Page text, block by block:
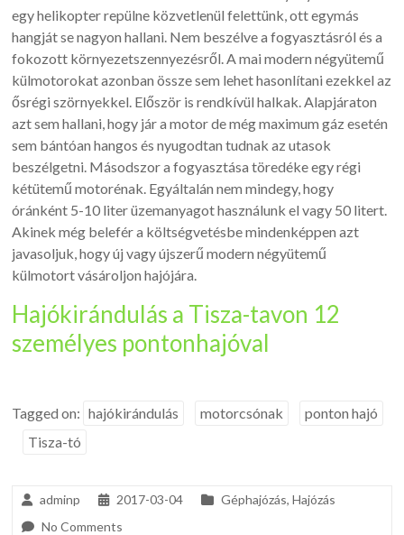
egy helikopter repülne közvetlenül felettünk, ott egymás
hangját se nagyon hallani. Nem beszélve a fogyasztásról és a
fokozott környezetszennyezésről. A mai modern négyütemű
külmotorokat azonban össze sem lehet hasonlítani ezekkel az
ősrégi szörnyekkel. Először is rendkívül halkak. Alapjáraton
azt sem hallani, hogy jár a motor de még maximum gáz esetén
sem bántóan hangos és nyugodtan tudnak az utasok
beszélgetni. Másodszor a fogyasztása töredéke egy régi
kétütemű motorénak. Egyáltalán nem mindegy, hogy
óránként 5-10 liter üzemanyagot használunk el vagy 50 litert.
Akinek még belefér a költségvetésbe mindenképpen azt
javasoljuk, hogy új vagy újszerű modern négyütemű
külmotort vásároljon hajójára.
Hajókirándulás a Tisza-tavon 12
személyes pontonhajóval
Tagged on: hajókirándulás motorcsónak
ponton hajó
Tisza-tó
adminp 2017-03-04 Géphajózás,Hajózás
No Comments